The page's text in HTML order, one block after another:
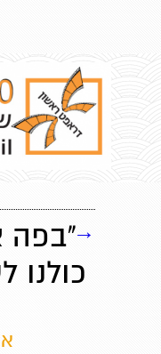
"בפה→